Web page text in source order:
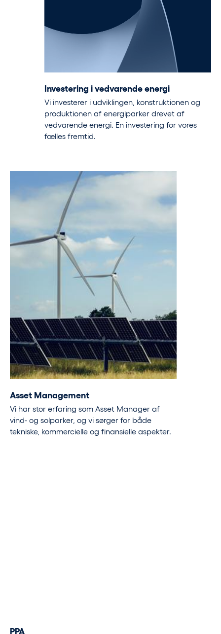
Investering i vedvarende energi
Vi investerer i udviklingen, konstruktionen og
produktionen af energiparker drevet af
vedvarende energi. En investering for vores
fælles fremtid.
Asset Management
Vi har stor erfaring som Asset Manager af
vind- og solparker, og vi sørger for både
tekniske, kommercielle og finansielle aspekter.
PPA